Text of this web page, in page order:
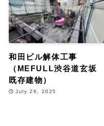
和田ビル解体工事
（MEFULL渋谷道玄坂
既存建物）
July 26, 2025